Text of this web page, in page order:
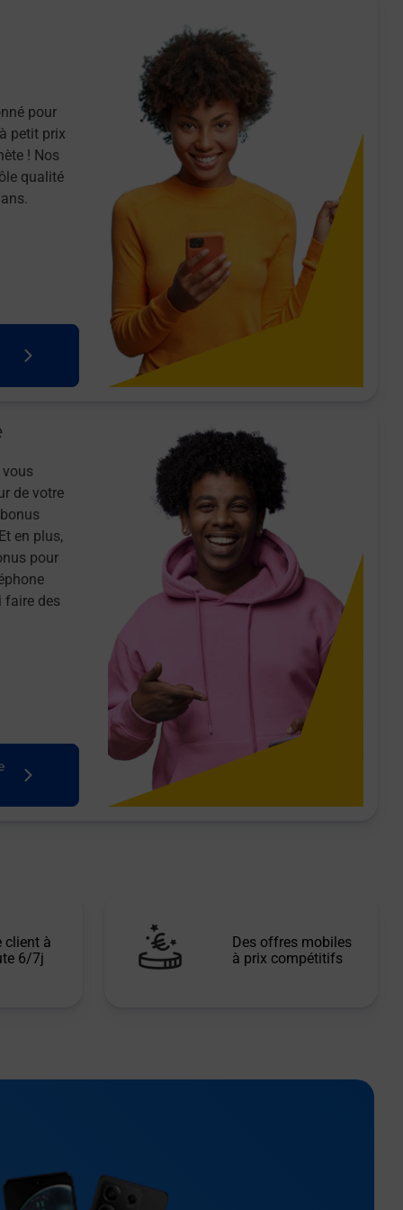
pour
petit prix
! Nos
qualité
vous
de votre
en plus,
pour
faire des
client à
6/7j
Des offres mobiles
à prix compétitifs